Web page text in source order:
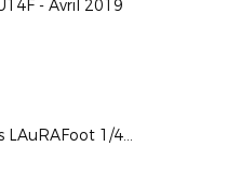
- Avril 2019
Tirage Coupes LAuRAFoot 1/4 et 1/2 - St Maurice de Beynost